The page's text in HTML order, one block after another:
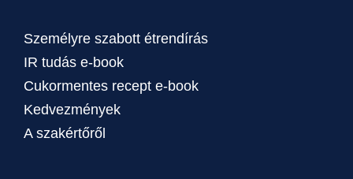
Személyre szabott étrendírás
IR tudás e-book
Cukormentes recept e-book
Kedvezmények
A szakértőről